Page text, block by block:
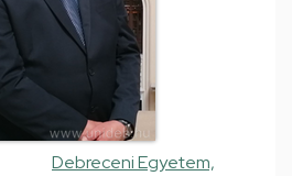
Debreceni Egyetem,